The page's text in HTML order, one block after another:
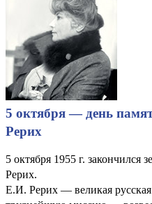
5 октября — день
Рерих
5 октября 1955 г.
Рерих.
Е.И. Рерих — великая